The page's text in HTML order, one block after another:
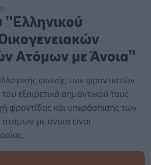
''Ελληνικού
Ατόμων με Άνοια''
φωνής των φροντιστών
εξαιρετικά σημαντικού τους
φροντίδας και υπεράσπισης των
με άνοια είναι